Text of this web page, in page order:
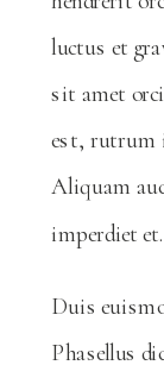
luctus et
sit amet
est, rutrum
Aliquam
imperdiet
Duis
Phasellus